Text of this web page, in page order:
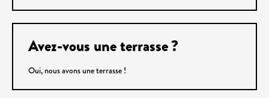
Avez-vous une terrasse ?
Oui, nous avons une terrasse !